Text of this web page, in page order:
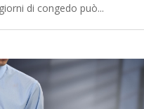
di congedo può...